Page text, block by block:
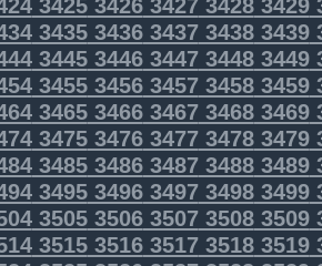
34353436343734383439
34453446344734483449
34553456345734583459
34653466346734683469
34753476347734783479
34853486348734883489
34953496349734983499
35053506350735083509
35153516351735183519